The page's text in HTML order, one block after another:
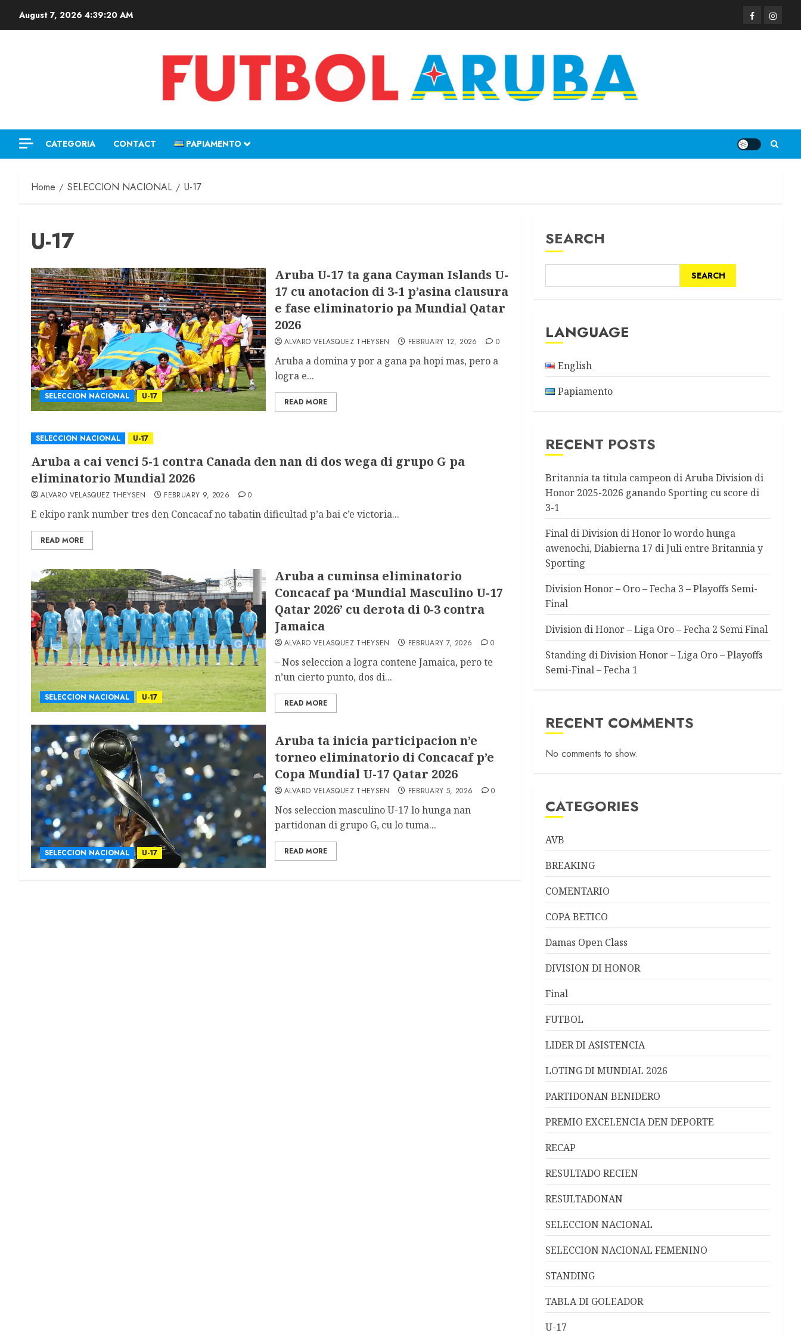
August 7, 2026 4:39:21 AM
CATEGORIA CONTACT PAPIAMENTO
Home SELECCION NACIONAL U-17
U-17
SELECCION NACIONAL U-17
Aruba U-17 ta gana Cayman Islands U-
17 cu anotacion di 3-1 p’asina clausura
e fase eliminatorio pa Mundial Qatar
2026
ALVARO VELASQUEZ THEYSEN FEBRUARY 12, 2026 0
Aruba a domina y por a gana pa hopi mas, pero a
logra e...
READ MORE
SELECCION NACIONAL U-17
Aruba a cai venci 5-1 contra Canada den nan di dos wega di grupo G pa
eliminatorio Mundial 2026
ALVARO VELASQUEZ THEYSEN FEBRUARY 9, 2026 0
E ekipo rank number tres den Concacaf no tabatin dificultad p’a bai c’e victoria...
READ MORE
SELECCION NACIONAL U-17
Aruba a cuminsa eliminatorio
Concacaf pa ‘Mundial Masculino U-17
Qatar 2026’ cu derota di 0-3 contra
Jamaica
ALVARO VELASQUEZ THEYSEN FEBRUARY 7, 2026 0
– Nos seleccion a logra contene Jamaica, pero te
n’un cierto punto, dos di...
READ MORE
SELECCION NACIONAL U-17
Aruba ta inicia participacion n’e
torneo eliminatorio di Concacaf p’e
Copa Mundial U-17 Qatar 2026
ALVARO VELASQUEZ THEYSEN FEBRUARY 5, 2026 0
Nos seleccion masculino U-17 lo hunga nan
partidonan di grupo G, cu lo tuma...
READ MORE
SEARCH
SEARCH
LANGUAGE
English
Papiamento
RECENT POSTS
Britannia ta titula campeon di Aruba Division di
Honor 2025-2026 ganando Sporting cu score di
3-1
Final di Division di Honor lo wordo hunga
awenochi, Diabierna 17 di Juli entre Britannia y
Sporting
Division Honor – Oro – Fecha 3 – Playoffs Semi-
Final
Division di Honor – Liga Oro – Fecha 2 Semi Final
Standing di Division Honor – Liga Oro – Playoffs
Semi-Final – Fecha 1
RECENT COMMENTS
No comments to show.
CATEGORIES
AVB
BREAKING
COMENTARIO
COPA BETICO
Damas Open Class
DIVISION DI HONOR
Final
FUTBOL
LIDER DI ASISTENCIA
LOTING DI MUNDIAL 2026
PARTIDONAN BENIDERO
PREMIO EXCELENCIA DEN DEPORTE
RECAP
RESULTADO RECIEN
RESULTADONAN
SELECCION NACIONAL
SELECCION NACIONAL FEMENINO
STANDING
TABLA DI GOLEADOR
U-17